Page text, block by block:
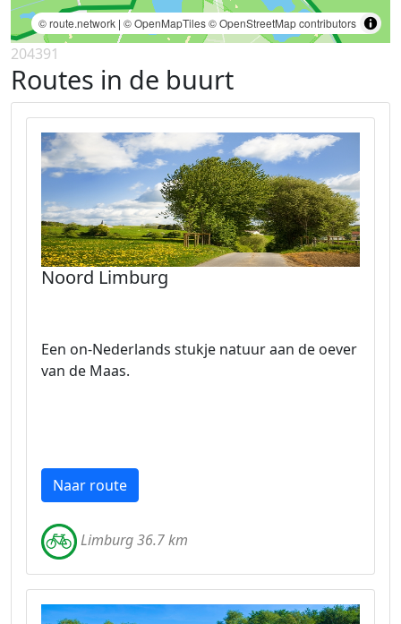
© route.network | © OpenMapTiles© OpenStreetMap contributors
204391
Routes in de buurt
Noord Limburg
Een on-Nederlands stukje natuur aan de oever
van de Maas.
Naar route
Limburg 36.7 km